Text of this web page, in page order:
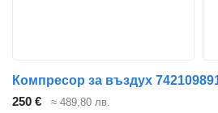
250 € ≈ 489,80 лв.